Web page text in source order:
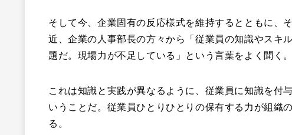
そして今、企業固有の反応様式を維持するとともに、
近、企業の人事部長の方々から「従業員の知識やスキ
題だ。現場力が不足している」という言葉をよく聞く。
これは知識と実践が異なるように、従業員に知識を付
いうことだ。従業員ひとりひとりの保有する力が組織
る。